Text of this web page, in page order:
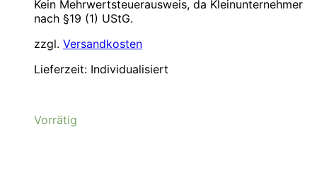
Kein Mehrwertsteuerausweis, da Kleinunternehmer
nach §19 (1) UStG.
zzgl. Versandkosten
Lieferzeit: Individualisiert
Vorrätig